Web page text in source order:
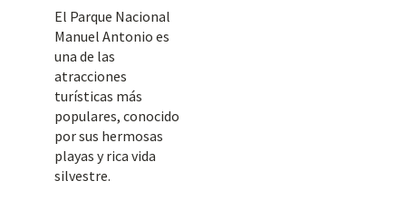
El Parque Nacional
Manuel Antonio es
una de las
atracciones
turísticas más
populares, conocido
por sus hermosas
playas y rica vida
silvestre.